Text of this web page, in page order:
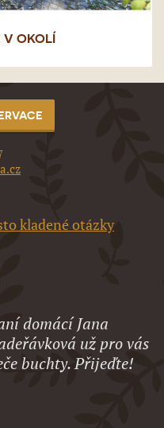
V OKOLÍ
kladené otázky
domácí Jana
už pro vás
buchty. Přijeďte!